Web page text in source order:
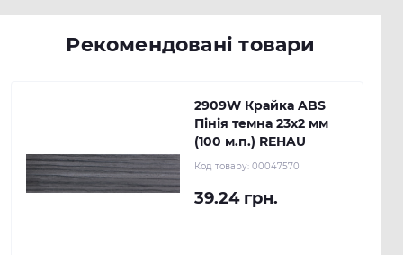
Рекомендовані товари
2909W Крайка ABS
Пінія темна 23х2 мм
(100 м.п.) REHAU
Код товару: 00047570
39.24 грн.